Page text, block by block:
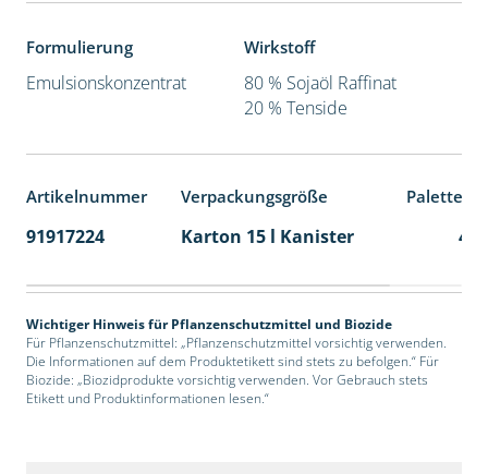
Formulierung
Emulsionskonzentrat
Wirkstoff
80 % Sojaöl Raffinat
20 % Tenside
Artikelnummer Verpackungsgröße
91917224 Karton 15 l Kanister 48
Wichtiger Hinweis für Pflanzenschutzmittel und Biozide
Für Pflanzenschutzmittel: „Pflanzenschutzmittel vorsichtig verwenden.
Die Informationen auf dem Produktetikett sind stets zu befolgen.“ Für
Biozide: „Biozidprodukte vorsichtig verwenden. Vor Gebrauch stets
Etikett und Produktinformationen lesen.“